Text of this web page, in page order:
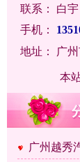
联系： 白宇
手机：
地址： 广
本
广州越秀